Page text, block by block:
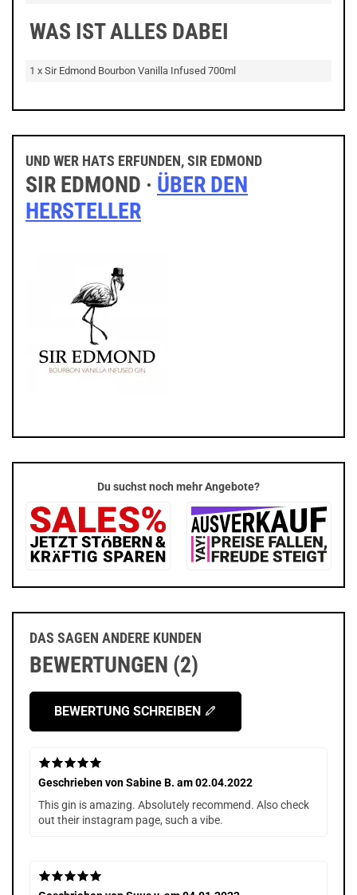
WAS IST ALLES DABEI
1 x Sir Edmond Bourbon Vanilla Infused 700ml
UND WER HATS ERFUNDEN, SIR EDMOND
SIR EDMOND · ÜBER DEN
HERSTELLER
Du suchst noch mehr Angebote?
DAS SAGEN ANDERE KUNDEN
BEWERTUNGEN (2)
BEWERTUNG SCHREIBEN
Geschrieben vonSabine B. am 02.04.2022
This gin is amazing. Absolutely recommend. Also check
out their instagram page, such a vibe.